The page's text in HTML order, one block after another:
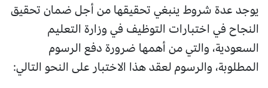
يوجد عدة شروط ينبغي تحقيقها من أجل ضمان تحقيق
النجاح في اختبارات التوظيف في وزارة التعليم
السعودية، والتي من أهمها ضرورة دفع الرسوم
المطلوبة، والرسوم لعقد هذا الاختبار على النحو التالي: